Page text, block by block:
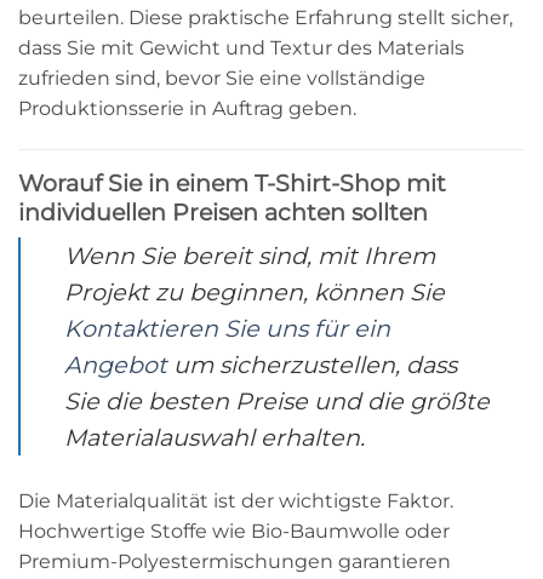
beurteilen. Diese praktische Erfahrung stellt sicher,
dass Sie mit Gewicht und Textur des Materials
zufrieden sind, bevor Sie eine vollständige
Produktionsserie in Auftrag geben.
Worauf Sie in einem T-Shirt-Shop mit
individuellen Preisen achten sollten
Wenn Sie bereit sind, mit Ihrem
Projekt zu beginnen, können Sie
Kontaktieren Sie uns für ein
Angebotum sicherzustellen, dass
Sie die besten Preise und die größte
Materialauswahl erhalten.
Die Materialqualität ist der wichtigste Faktor.
Hochwertige Stoffe wie Bio-Baumwolle oder
Premium-Polyestermischungen garantieren